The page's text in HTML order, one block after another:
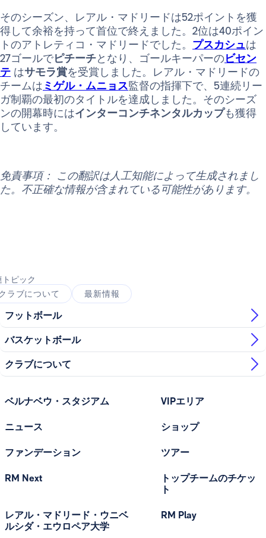
そのシーズン、レアル・マドリードは52ポイントを獲
得して余裕を持って首位で終えました。2位は40ポイン
トのアトレティコ・マドリードでした。 プスカシュは
27ゴールでピチーチとなり、ゴールキーパーのビセン
テ はサモラ賞を受賞しました。レアル・マドリードの
チームは ミゲル・ムニョス監督の指揮下で、5連続リー
ガ制覇の最初のタイトルを達成しました。そのシーズ
ンの開幕時にはインターコンチネンタルカップも獲得
しています。
免責事項： この翻訳は人工知能によって生成されまし
た。不正確な情報が含まれている可能性があります。
トピック
ラブについて
最新情報
フットボール
バスケットボール
クラブについて
ベルナベウ・スタジアム
ニュース
ファンデーション
RM Next
レアル・マドリード・ウニベ
ルシダ・エウロペア大学
VIPエリア
ショップ
ツアー
トップチームのチケッ
ト
RM Play